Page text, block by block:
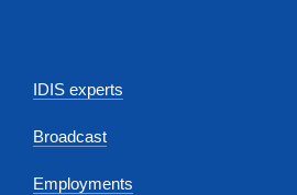
IDIS experts
Broadcast
Employments